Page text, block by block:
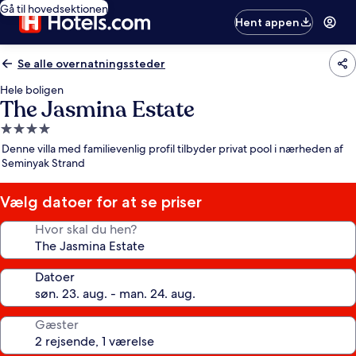
Gå til hovedsektionen
Hent appen
Se alle overnatningssteder
Hele boligen
The Jasmina Estate
4.0-
stjernet
overnatningssted
Denne villa med familievenlig profil tilbyder privat pool i nærheden af
Seminyak Strand
Vælg datoer for at se priser
Hvor skal du hen?
Datoer
Gæster